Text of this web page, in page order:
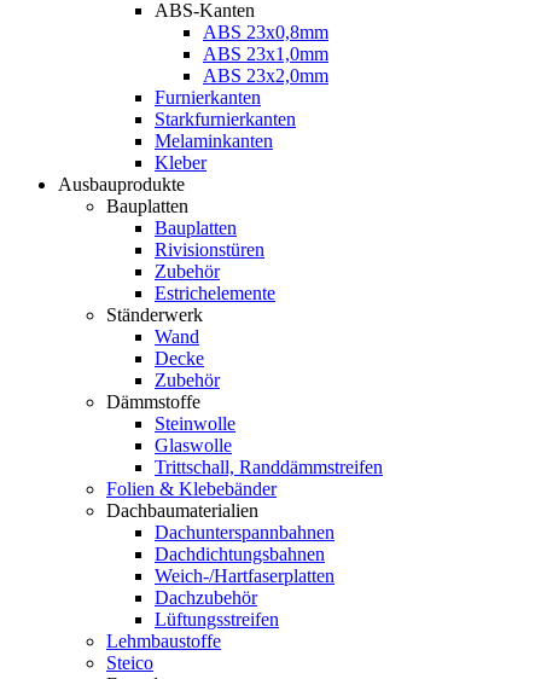
ABS-Kanten
ABS 23x0,8mm
ABS 23x1,0mm
ABS 23x2,0mm
Furnierkanten
Starkfurnierkanten
Melaminkanten
Kleber
Ausbauprodukte
Bauplatten
Bauplatten
Rivisionstüren
Zubehör
Estrichelemente
Ständerwerk
Wand
Decke
Zubehör
Dämmstoffe
Steinwolle
Glaswolle
Trittschall, Randdämmstreifen
Folien & Klebebänder
Dachbaumaterialien
Dachunterspannbahnen
Dachdichtungsbahnen
Weich-/Hartfaserplatten
Dachzubehör
Lüftungsstreifen
Lehmbaustoffe
Steico